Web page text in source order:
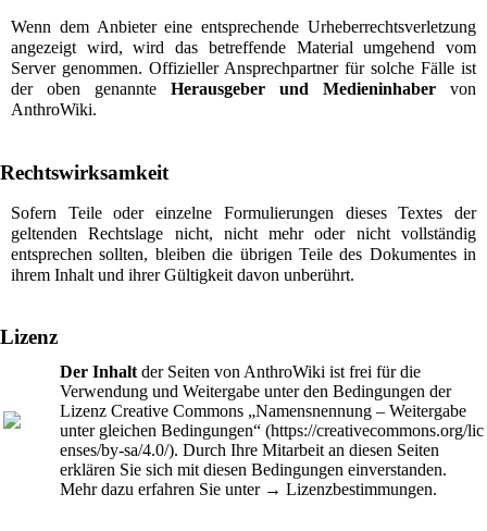
Wenn dem Anbieter eine entsprechende Urheberrechtsverletzung
angezeigt wird, wird das betreffende Material umgehend vom
Server genommen. Offizieller Ansprechpartner für solche Fälle ist
der oben genannte Herausgeber und Medieninhaber von
AnthroWiki.
Rechtswirksamkeit
Sofern Teile oder einzelne Formulierungen dieses Textes der
geltenden Rechtslage nicht, nicht mehr oder nicht vollständig
entsprechen sollten, bleiben die übrigen Teile des Dokumentes in
ihrem Inhalt und ihrer Gültigkeit davon unberührt.
Lizenz
Der Inhaltder Seiten von AnthroWiki ist frei für die
Verwendung und Weitergabe unter den Bedingungen der
Lizenz Creative Commons „Namensnennung – Weitergabe
unter gleichen Bedingungen“
. Durch Ihre Mitarbeit an diesen Seiten
erklären Sie sich mit diesen Bedingungen einverstanden.
Mehr dazu erfahren Sie unter → Lizenzbestimmungen.